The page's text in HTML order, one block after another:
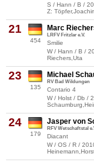
S / Hann / B /
Z:
21
454
Marc
LRFV Fritzlar e.V.
Smilie
W / Hann / B /
Riechers,Uta
23
135
Michael
RV Bad Wildungen
Contario 4
W / Holst / Db /
24
179
Jasper von
RFV Wetschaftstal
Diacant
W / OS / R /